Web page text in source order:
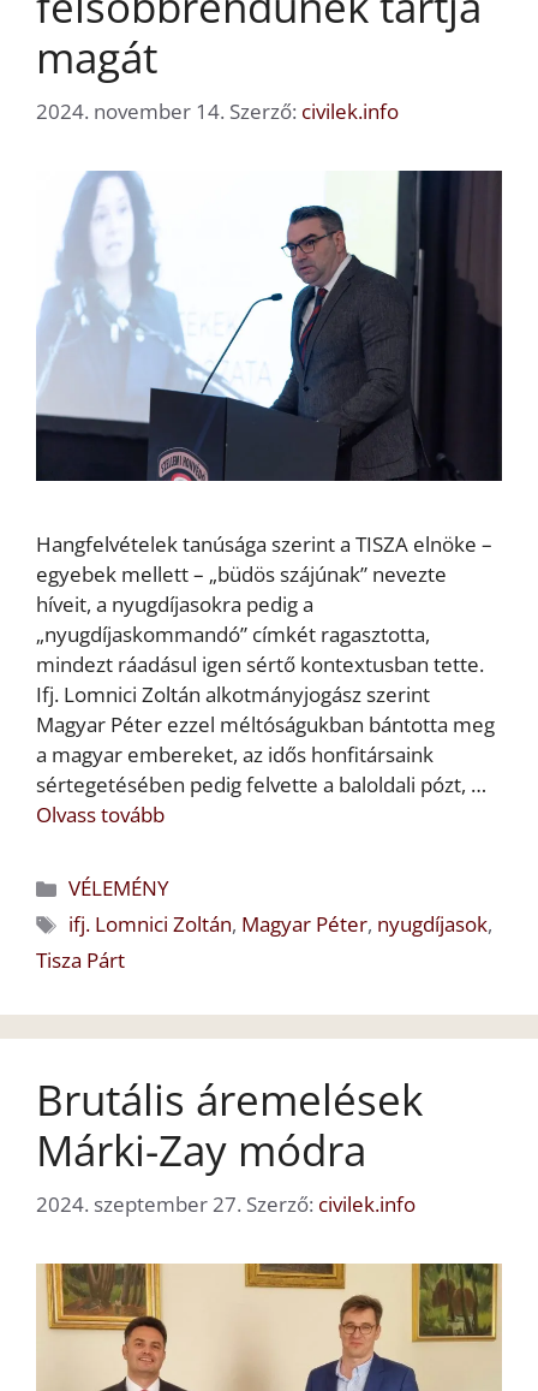
magát
2024. november 14. Szerző: civilek.info
Hangfelvételek tanúsága szerint a TISZA elnöke –
egyebek mellett – „büdös szájúnak” nevezte
híveit, a nyugdíjasokra pedig a
„nyugdíjaskommandó” címkét ragasztotta,
mindezt ráadásul igen sértő kontextusban tette.
Ifj. Lomnici Zoltán alkotmányjogász szerint
Magyar Péter ezzel méltóságukban bántotta meg
a magyar embereket, az idős honfitársaink
sértegetésében pedig felvette a baloldali pózt, …
Olvass tovább
Kategória
VÉLEMÉNY
Címkék
ifj. Lomnici Zoltán, Magyar Péter, nyugdíjasok,
Tisza Párt
Brutális áremelések
Márki-Zay módra
2024. szeptember 27. Szerző: civilek.info